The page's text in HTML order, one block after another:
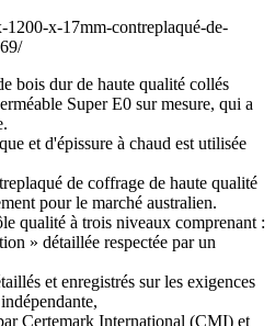
bois dur de haute qualité collés
Super E0 sur mesure, qui a
et d'épissure à chaud est utilisée
de coffrage de haute qualité
pour le marché australien.
qualité à trois niveaux comprenant :
» détaillée respectée par un
et enregistrés sur les exigences
Certemark International (CMI) et